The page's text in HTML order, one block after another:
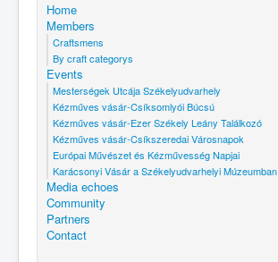
Home
Members
Craftsmens
By craft categorys
Events
Mesterségek Utcája Székelyudvarhely
Kézműves vásár-Csíksomlyói Búcsú
Kézműves vásár-Ezer Székely Leány Találkozó
Kézműves vásár-Csíkszeredai Városnapok
Európai Művészet és Kézművesség Napjai
Karácsonyi Vásár a Székelyudvarhelyi Múzeumban
Media echoes
Community
Partners
Contact